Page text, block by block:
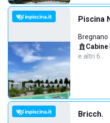
Piscina
Bregnano
Cabine·
e altri 6…
Bricch.